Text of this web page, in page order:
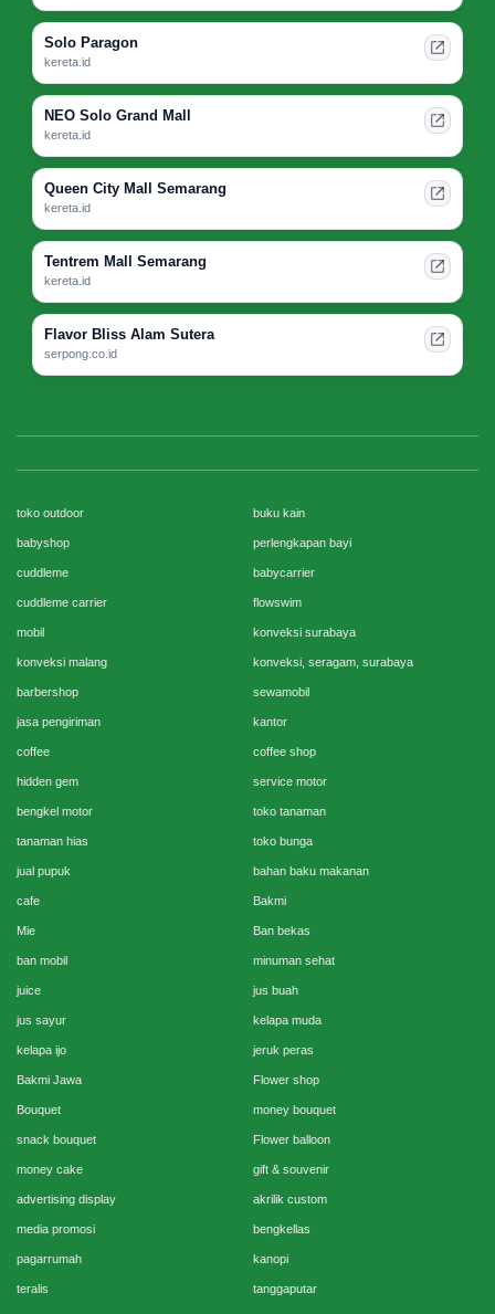
Solo Paragon
kereta.id
NEO Solo Grand Mall
kereta.id
Queen City Mall Semarang
kereta.id
Tentrem Mall Semarang
kereta.id
Flavor Bliss Alam Sutera
serpong.co.id
toko outdoor buku kain
babyshop perlengkapan bayi
cuddleme babycarrier
cuddleme carrier flowswim
mobil konveksi surabaya
konveksi malang konveksi, seragam, surabaya
barbershop sewamobil
jasa pengiriman kantor
coffee coffee shop
hidden gem service motor
bengkel motor toko tanaman
tanaman hias toko bunga
jual pupuk bahan baku makanan
cafe Bakmi
Mie Ban bekas
ban mobil minuman sehat
juice jus buah
jus sayur kelapa muda
kelapa ijo jeruk peras
Bakmi Jawa Flower shop
Bouquet money bouquet
snack bouquet Flower balloon
money cake gift & souvenir
advertising display akrilik custom
media promosi bengkellas
pagarrumah kanopi
teralis tanggaputar